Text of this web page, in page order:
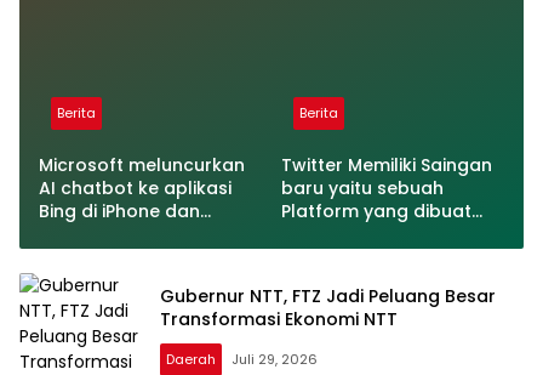
Berita
Microsoft meluncurkan
AI chatbot ke aplikasi
Bing di iPhone dan
Berita
Twitter Memiliki Saingan
baru yaitu sebuah
Platform yang dibuat
Gubernur NTT, FTZ Jadi Peluang Besar
Transformasi Ekonomi NTT
Daerah Juli 29, 2026